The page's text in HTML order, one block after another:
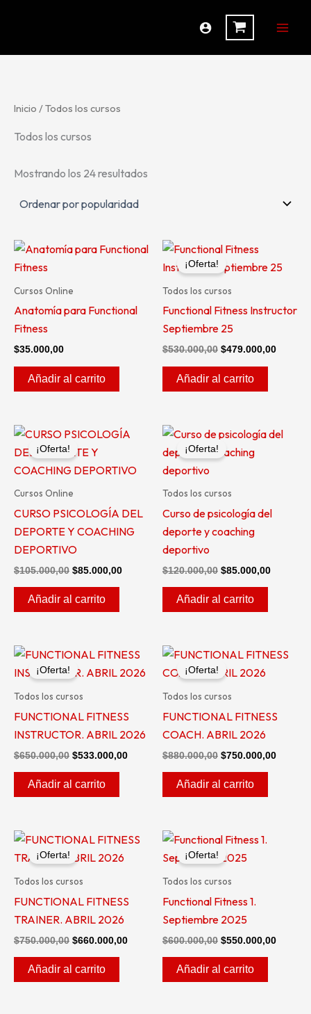
Inicio / Todos los cursos
Todos los cursos
Mostrando los 24 resultados
popularidad
Cursos Online
Anatomía para Functional
Fitness
$35.000,00
Añadir al carrito
¡Oferta!
Todos los cursos
Functional Fitness Instructor
Septiembre 25
$530.000,00
El
original
$530.000,00.
$479.000,00
actual
Añadir al carrito
¡Oferta!
Cursos Online
CURSO PSICOLOGÍA DEL
DEPORTE Y COACHING
DEPORTIVO
$105.000,00
El
original
era:
$85.000,00
El
es:
Añadir al carrito
¡Oferta!
Todos los cursos
Curso de psicología del
deporte y coaching
deportivo
$120.000,00
El
precio
original
$85.000,00
El
Añadir al carrito
¡Oferta!
Todos los cursos
FUNCTIONAL FITNESS
INSTRUCTOR. ABRIL 2026
$650.000,00
El
original
$650.000,00.
$533.000,00
El
actual
$533.000,00.
Añadir al carrito
¡Oferta!
Todos los cursos
FUNCTIONAL FITNESS
COACH. ABRIL 2026
$880.000,00
El
original
$880.000,00.
$750.000,00
El
Añadir al carrito
¡Oferta!
Todos los cursos
FUNCTIONAL FITNESS
TRAINER. ABRIL 2026
$750.000,00
El
original
$750.000,00.
$660.000,00
El
$660.000,00.
Añadir al carrito
¡Oferta!
Todos los cursos
Functional Fitness 1.
Septiembre 2025
$600.000,00
El
original
$600.000,00.
$550.000,00
Añadir al carrito